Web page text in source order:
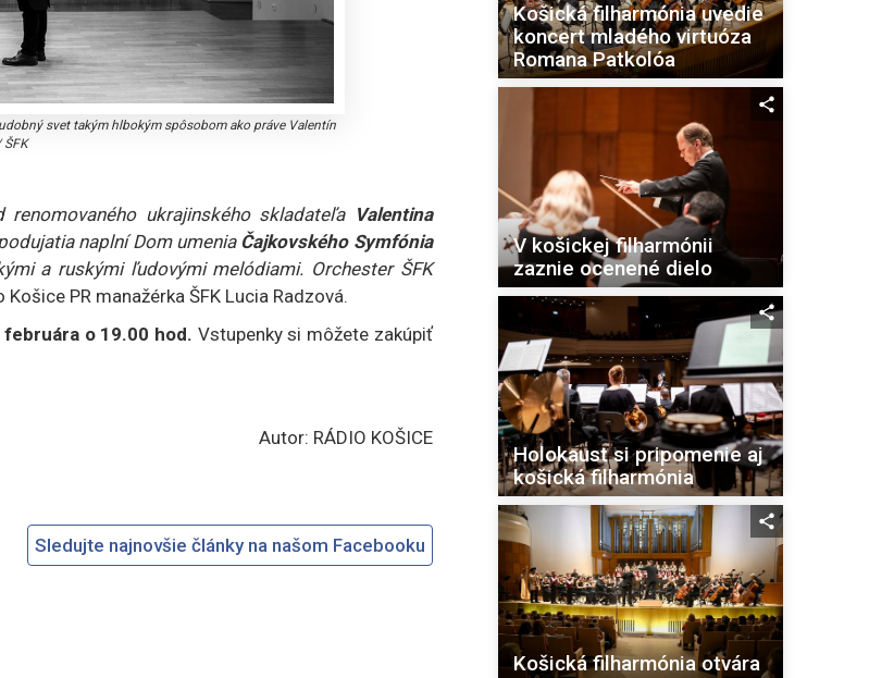
svet takým hlbokým spôsobom ako práve Valentín
ŠFK
renomovaného ukrajinského skladateľa Valentina
naplní Dom umenia Čajkovského Symfónia
a ruskými ľudovými melódiami. Orchester ŠFK
PR manažérka ŠFK Lucia Radzová.
o 19.00 hod. Vstupenky si môžete zakúpiť
Autor: RÁDIO KOŠICE
Sledujte najnovšie články na našom Facebooku
Košická filharmónia uvedie
koncert mladého virtuóza
Romana Patkolóa
V košickej filharmónii
zaznie ocenené dielo
Holokaust si pripomenie aj
košická filharmónia
Košická filharmónia otvára